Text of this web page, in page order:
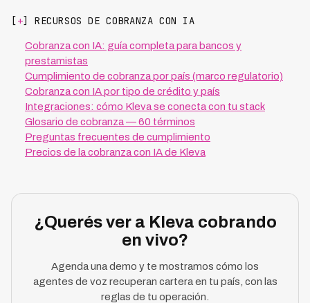
[+] RECURSOS DE COBRANZA CON IA
Cobranza con IA: guía completa para bancos y
prestamistas
Cumplimiento de cobranza por país (marco regulatorio)
Cobranza con IA por tipo de crédito y país
Integraciones: cómo Kleva se conecta con tu stack
Glosario de cobranza — 60 términos
Preguntas frecuentes de cumplimiento
Precios de la cobranza con IA de Kleva
¿Querés ver a Kleva cobrando
en vivo?
Agenda una demo y te mostramos cómo los
agentes de voz recuperan cartera en tu país, con las
reglas de tu operación.